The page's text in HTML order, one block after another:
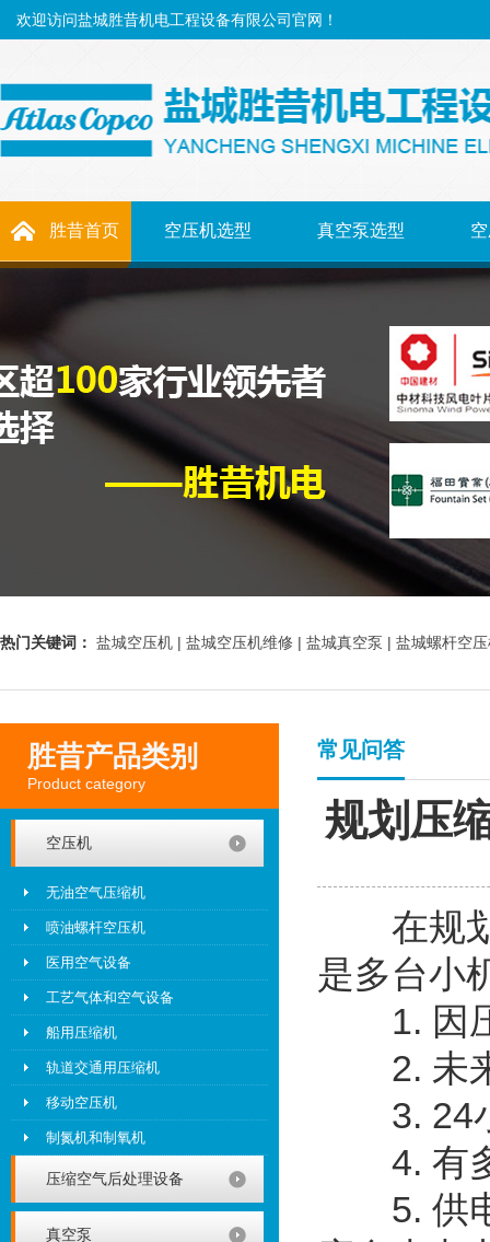
欢迎访问盐城胜昔机电工程设备有限公司官网！
胜昔首页 空压机选型 真空泵选型
热门关键词： 盐城空压机 | 盐城空压机维修 | 盐城真空泵 | 盐城螺杆空
胜昔产品类别
Product category
空压机
无油空气压缩机
喷油螺杆空压机
医用空气设备
工艺气体和空气设备
船用压缩机
轨道交通用压缩机
移动空压机
制氮机和制氧机
压缩空气后处理设备
真空泵
常见问答
规划压
在规划
是多台小
1. 因压
2. 未来
3. 24小
4. 有多
5. 供电